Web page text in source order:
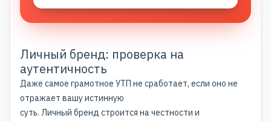
Личный бренд: проверка на
аутентичность
Даже самое грамотное УТП не сработает, если оно не
отражает вашу истинную
суть. Личный бренд строится на честности и